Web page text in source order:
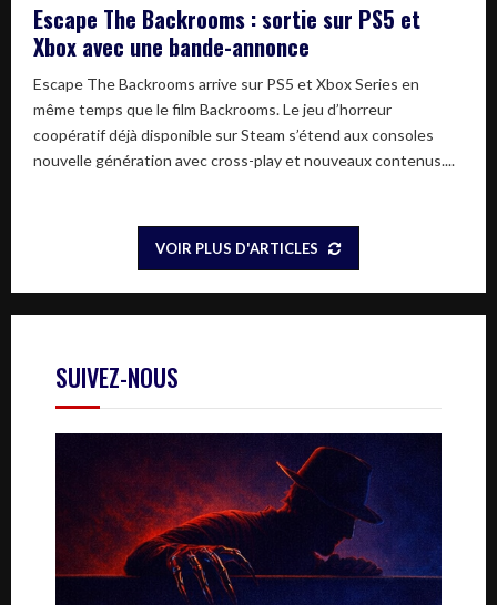
Escape The Backrooms : sortie sur PS5 et
Xbox avec une bande-annonce
Escape The Backrooms arrive sur PS5 et Xbox Series en
même temps que le film Backrooms. Le jeu d’horreur
coopératif déjà disponible sur Steam s’étend aux consoles
nouvelle génération avec cross-play et nouveaux contenus....
VOIR PLUS D'ARTICLES
SUIVEZ-NOUS